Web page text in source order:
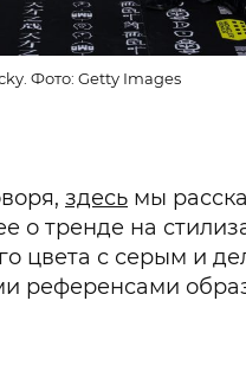
Фото: Getty Images
здесь мы
о тренде на
цвета с серым и
референсами